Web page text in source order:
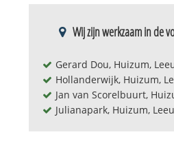
Wij zijn werkzaam in de
Gerard Dou, Huizum,
Hollanderwijk, Huizum,
Jan van Scorelbuurt,
Julianapark, Huizum,